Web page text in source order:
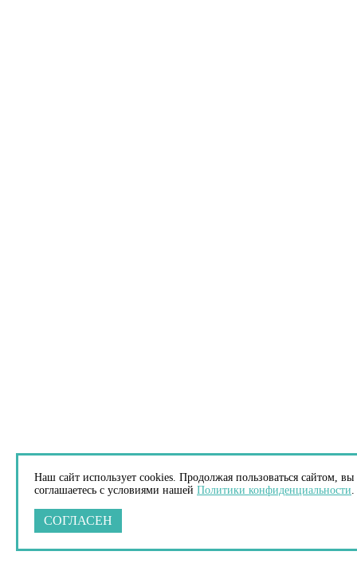
Наш сайт использует cookies. Продолжая пользоваться сайтом, вы
соглашаетесь с условиями нашей Политики конфиденциальности.
СОГЛАСЕН